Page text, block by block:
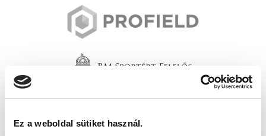
Ez a weboldal sütiket használ.